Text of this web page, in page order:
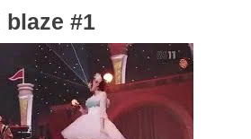
blaze #1